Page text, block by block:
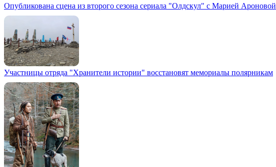
Опубликована сцена из второго сезона сериала "Олдскул" с Марией Ароновой
Участницы отряда "Хранители истории" восстановят мемориалы полярникам